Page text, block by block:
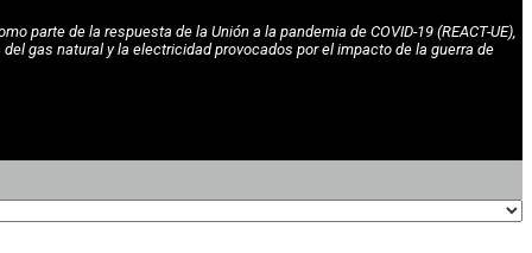
parte de la respuesta de la Unión a la pandemia de COVID-19 (REACT-UE),
gas natural y la electricidad provocados por el impacto de la guerra de